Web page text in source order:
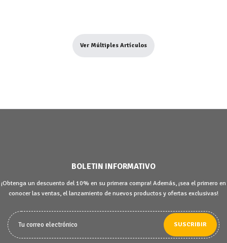
Ver Múltiples Artículos
BOLETIN INFORMATIVO
¡Obtenga un descuento del 10% en su primera compra! Además, ¡sea el primero en
conocer las ventas, el lanzamiento de nuevos productos y ofertas exclusivas!
SUSCRIBIR